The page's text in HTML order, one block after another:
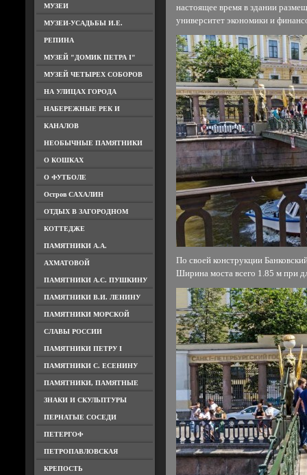
МУЗЕИ
МУЗЕИ-УСАДЬБЫ И.Е.
РЕПИНА
МУЗЕЙ "ДОМИК ПЕТРА I"
МУЗЕЙ ЧЕТЫРЕХ СОБОРОВ
НА УЛИЦАХ ГОРОДА
НАБЕРЕЖНЫЕ РЕК И
КАНАЛОВ
НЕОБЫЧНЫЕ ПАМЯТНИКИ
О КОШКАХ
О ФУТБОЛЕ
Остров САХАЛИН
ОТДЫХ В ЗАГОРОДНОМ
КОТТЕДЖЕ
ПАМЯТНИКИ А.А.
АХМАТОВОЙ
ПАМЯТНИКИ А.С. ПУШКИНУ
ПАМЯТНИКИ В.И. ЛЕНИНУ
ПАМЯТНИКИ МОРСКОЙ
СЛАВЫ РОССИИ
ПАМЯТНИКИ ПЕТРУ I
ПАМЯТНИКИ С. ЕСЕНИНУ
ПАМЯТНИКИ, ПАМЯТНЫЕ
ЗНАКИ И СКУЛЬПТУРЫ
ПЕРНАТЫЕ СОСЕДИ
ПЕТЕРГОФ
ПЕТРОПАВЛОВСКАЯ
КРЕПОСТЬ
настоящее время в здании
университет экономики и
По своей конструкции
Ширина моста всего 1.85 м при